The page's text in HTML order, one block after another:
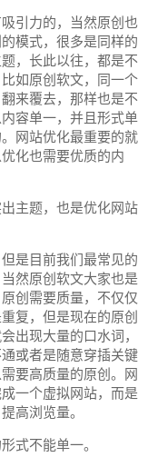
引力的，当然原创也
模式，很多是同样的
，长此以往，都是不
如原创软文，同一个
来覆去，那样也是不
容单一，并且形式单
网站优化最重要的就
化也需要优质的内
主题，也是优化网站
是目前我们最常见的
然原创软文大家也是
创需要质量，不仅仅
复，但是现在的原创
出现大量的口水词，
或者是随意穿插关键
要高质量的原创。网
一个虚拟网站，而是
高浏览量。
式不能单一。